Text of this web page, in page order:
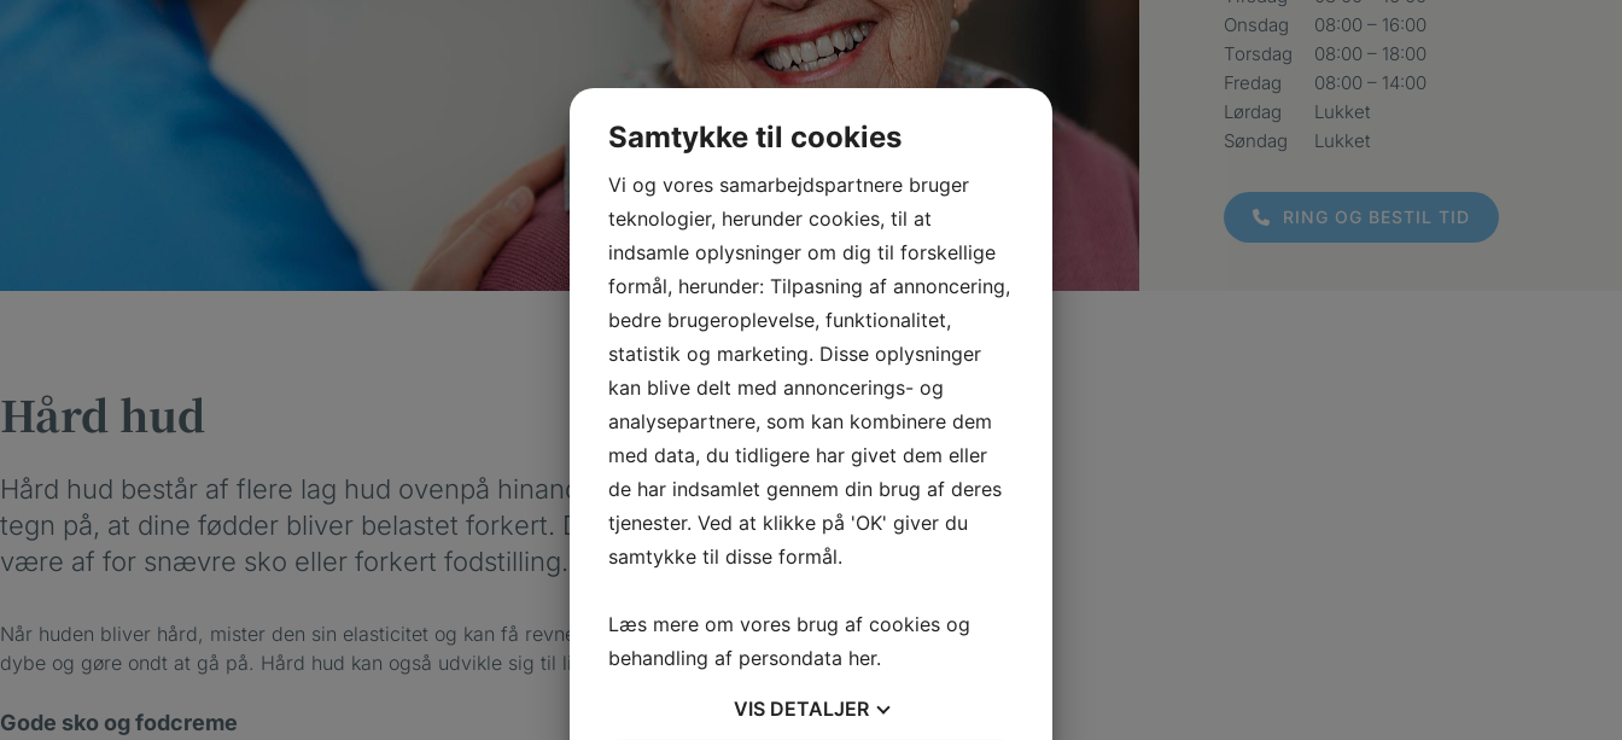
Hård hud
Hård hud består af flere lag hud ovenpå hinanden og er et
tegn på, at dine fødder bliver belastet forkert. Det kan
være af for snævre sko eller forkert fodstilling.
Når huden bliver hård, mister den sin elasticitet og kan få revner, som kan blive
dybe og gøre ondt at gå på. Hård hud kan også udvikle sig til ligtorne.
Gode sko og fodcreme
Onsdag
08:00 – 16:00
Torsdag
08:00 – 18:00
Fredag
08:00 – 14:00
Lørdag
Lukket
Søndag
Lukket
RING OG BESTIL TID
Samtykke til cookies
Vi og vores samarbejdspartnere bruger
teknologier, herunder cookies, til at
indsamle oplysninger om dig til forskellige
formål, herunder: Tilpasning af annoncering,
bedre brugeroplevelse, funktionalitet,
statistik og marketing. Disse oplysninger
kan blive delt med annoncerings- og
analysepartnere, som kan kombinere dem
med data, du tidligere har givet dem eller
de har indsamlet gennem din brug af deres
tjenester. Ved at klikke på 'OK' giver du
samtykke til disse formål.
Læs mere om vores brug af cookies og
behandling af persondata her.
VIS DETALJER